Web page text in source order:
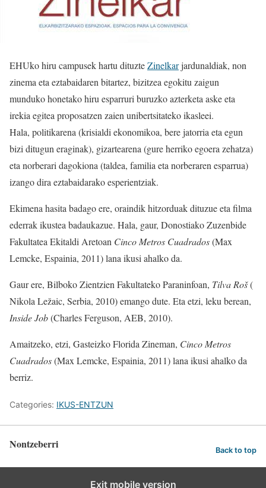
EHUko hiru campusek hartu dituzteZinelkarjardunaldiak, non
zinema eta eztabaidaren bitartez, bizitzea egokitu zaigun
munduko honetako hiru esparruri buruzko azterketa aske eta
irekia egitea proposatzen zaien unibertsitateko ikasleei.
Hala, politikarena (krisialdi ekonomikoa, bere jatorria eta egun
bizi ditugun eraginak), gizartearena (gure herriko egoera zehatza)
eta norberari dagokiona (taldea, familia eta norberaren esparrua)
izango dira eztabaidarako esperientziak.
Ekimena hasita badago ere, oraindik hitzorduak dituzue eta filma
ederrak ikustea badaukazue. Hala, gaur, Donostiako Zuzenbide
Fakultatea Ekitaldi Aretoan Cinco Metros Cuadrados(Max
Lemcke, Espainia, 2011) lana ikusi ahalko da.
Gaur ere, Bilboko Zientzien Fakultateko Paraninfoan, Tilva Roš(
Nikola Ležaic, Serbia, 2010) emango dute. Eta etzi, leku berean,
Inside Job(Charles Ferguson, AEB, 2010).
Amaitzeko, etzi, Gasteizko Florida Zineman, Cinco Metros
Cuadrados(Max Lemcke, Espainia, 2011) lana ikusi ahalko da
berriz.
Categories: IKUS-ENTZUN
Nontzeberri Back to top
Exit mobile version